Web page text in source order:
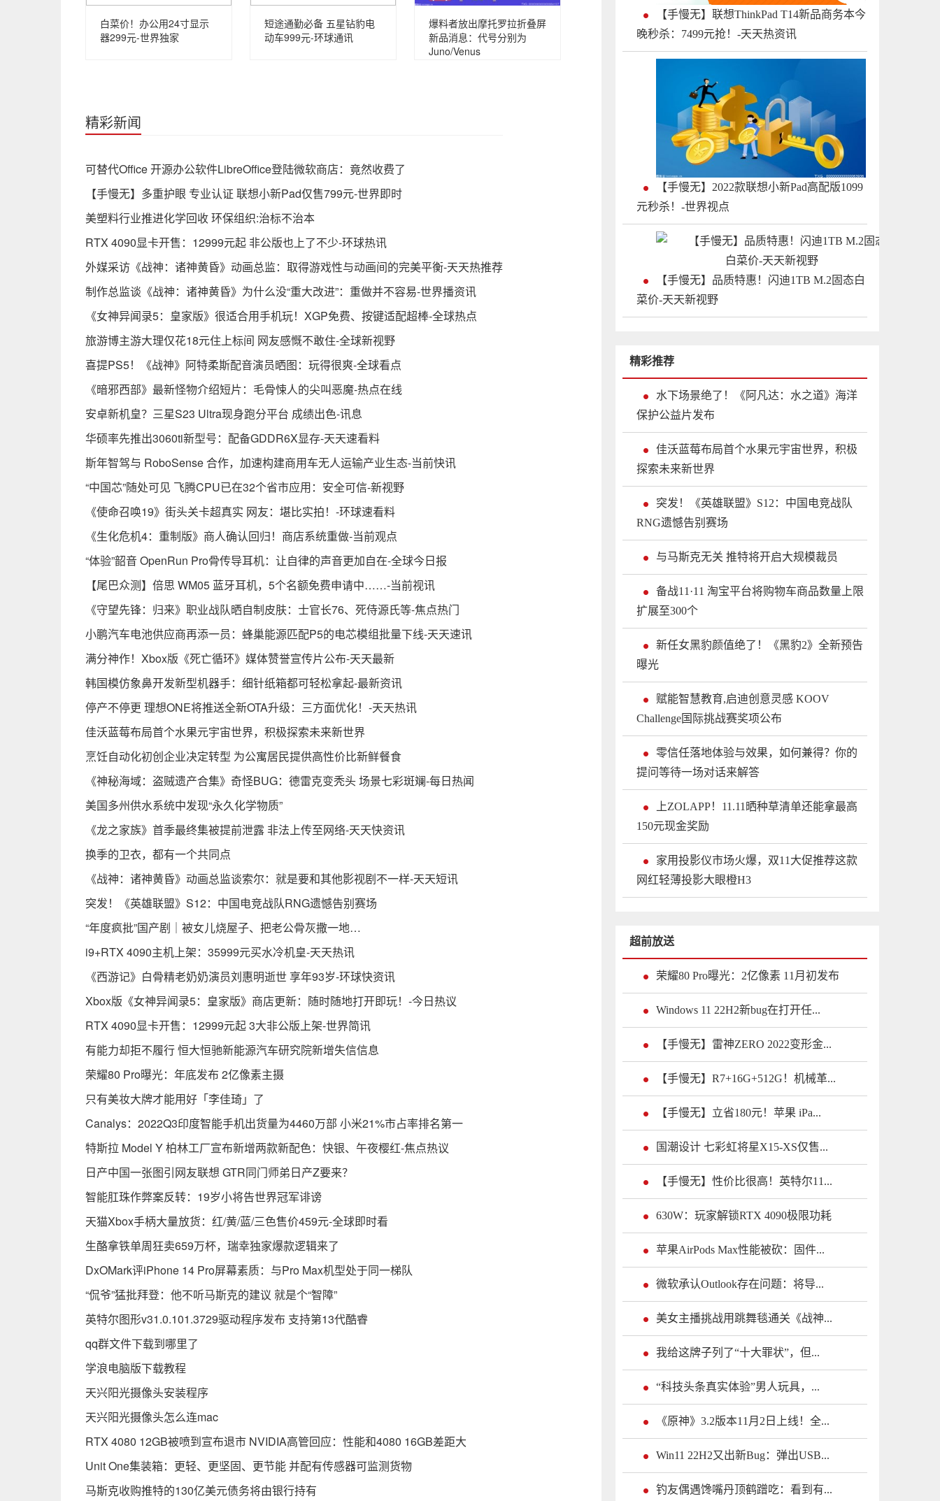
白菜价！办公用24寸显示
器299元-世界独家
短途通勤必备 五星钻豹电
动车999元-环球通讯
爆料者放出摩托罗拉折叠屏
新品消息：代号分别为
Juno/Venus
精彩新闻
可替代Office 开源办公软件LibreOffice登陆微软商店：竟然收费了
【手慢无】多重护眼 专业认证 联想小新Pad仅售799元-世界即时
美塑料行业推进化学回收 环保组织:治标不治本
RTX 4090显卡开售：12999元起 非公版也上了不少-环球热讯
外媒采访《战神：诸神黄昏》动画总监：取得游戏性与动画间的完美平衡-天天热推荐
制作总监谈《战神：诸神黄昏》为什么没“重大改进”：重做并不容易-世界播资讯
《女神异闻录5：皇家版》很适合用手机玩！XGP免费、按键适配超棒-全球热点
旅游博主游大理仅花18元住上标间 网友感慨不敢住-全球新视野
喜提PS5！《战神》阿特柔斯配音演员晒图：玩得很爽-全球看点
《暗邪西部》最新怪物介绍短片：毛骨悚人的尖叫恶魔-热点在线
安卓新机皇？三星S23 Ultra现身跑分平台 成绩出色-讯息
华硕率先推出3060ti新型号：配备GDDR6X显存-天天速看料
斯年智驾与 RoboSense 合作，加速构建商用车无人运输产业生态-当前快讯
“中国芯”随处可见 飞腾CPU已在32个省市应用：安全可信-新视野
《使命召唤19》街头关卡超真实 网友：堪比实拍！-环球速看料
《生化危机4：重制版》商人确认回归！商店系统重做-当前观点
“体验”韶音 OpenRun Pro骨传导耳机：让自律的声音更加自在-全球今日报
【尾巴众测】倍思 WM05 蓝牙耳机，5个名额免费申请中……-当前视讯
《守望先锋：归来》职业战队晒自制皮肤：士官长76、死侍源氏等-焦点热门
小鹏汽车电池供应商再添一员：蜂巢能源匹配P5的电芯模组批量下线-天天速讯
满分神作！Xbox版《死亡循环》媒体赞誉宣传片公布-天天最新
韩国模仿象鼻开发新型机器手：细针纸箱都可轻松拿起-最新资讯
停产不停更 理想ONE将推送全新OTA升级：三方面优化！-天天热讯
佳沃蓝莓布局首个水果元宇宙世界，积极探索未来新世界
烹饪自动化初创企业决定转型 为公寓居民提供高性价比新鲜餐食
《神秘海域：盗贼遗产合集》奇怪BUG：德雷克变秃头 场景七彩斑斓-每日热闻
美国多州供水系统中发现“永久化学物质”
《龙之家族》首季最终集被提前泄露 非法上传至网络-天天快资讯
换季的卫衣，都有一个共同点
《战神：诸神黄昏》动画总监谈索尔：就是要和其他影视剧不一样-天天短讯
突发！《英雄联盟》S12：中国电竞战队RNG遗憾告别赛场
“年度疯批”国产剧｜被女儿烧屋子、把老公骨灰撒一地…
i9+RTX 4090主机上架：35999元买水冷机皇-天天热讯
《西游记》白骨精老奶奶演员刘惠明逝世 享年93岁-环球快资讯
Xbox版《女神异闻录5：皇家版》商店更新：随时随地打开即玩！-今日热议
RTX 4090显卡开售：12999元起 3大非公版上架-世界简讯
有能力却拒不履行 恒大恒驰新能源汽车研究院新增失信信息
荣耀80 Pro曝光：年底发布 2亿像素主摄
只有美妆大牌才能用好「李佳琦」了
Canalys：2022Q3印度智能手机出货量为4460万部 小米21%市占率排名第一
特斯拉 Model Y 柏林工厂宣布新增两款新配色：快银、午夜樱红-焦点热议
日产中国一张图引网友联想 GTR同门师弟日产Z要来？
智能肛珠作弊案反转：19岁小将告世界冠军诽谤
天猫Xbox手柄大量放货：红/黄/蓝/三色售价459元-全球即时看
生酪拿铁单周狂卖659万杯，瑞幸独家爆款逻辑来了
DxOMark评iPhone 14 Pro屏幕素质：与Pro Max机型处于同一梯队
“侃爷”猛批拜登：他不听马斯克的建议 就是个“智障”
英特尔图形v31.0.101.3729驱动程序发布 支持第13代酷睿
qq群文件下载到哪里了
学浪电脑版下载教程
天兴阳光摄像头安装程序
天兴阳光摄像头怎么连mac
RTX 4080 12GB被喷到宣布退市 NVIDIA高管回应：性能和4080 16GB差距大
Unit One集装箱：更轻、更坚固、更节能 并配有传感器可监测货物
马斯克收购推特的130亿美元债务将由银行持有
【手慢无】联想ThinkPad T14新品商务本今
晚秒杀：7499元抢！-天天热资讯
【手慢无】2022款联想小新Pad高配版1099
元秒杀！-世界视点
【手慢无】品质特惠！闪迪1TB M.2固态白
菜价-天天新视野
精彩推荐
水下场景绝了！《阿凡达：水之道》海洋
保护公益片发布
佳沃蓝莓布局首个水果元宇宙世界，积极
探索未来新世界
突发！《英雄联盟》S12：中国电竞战队
RNG遗憾告别赛场
与马斯克无关 推特将开启大规模裁员
备战11·11 淘宝平台将购物车商品数量上限
扩展至300个
新任女黑豹颜值绝了！《黑豹2》全新预告
曝光
赋能智慧教育,启迪创意灵感 KOOV
Challenge国际挑战赛奖项公布
零信任落地体验与效果，如何兼得？你的
提问等待一场对话来解答
上ZOLAPP！11.11晒种草清单还能拿最高
150元现金奖励
家用投影仪市场火爆，双11大促推荐这款
网红轻薄投影大眼橙H3
超前放送
荣耀80 Pro曝光：2亿像素 11月初发布
Windows 11 22H2新bug在打开任...
【手慢无】雷神ZERO 2022变形金...
【手慢无】R7+16G+512G！机械革...
【手慢无】立省180元！苹果 iPa...
国潮设计 七彩虹将星X15-XS仅售...
【手慢无】性价比很高！英特尔11...
630W：玩家解锁RTX 4090极限功耗
苹果AirPods Max性能被砍：固件...
微软承认Outlook存在问题：将导...
美女主播挑战用跳舞毯通关《战神...
我给这牌子列了“十大罪状”，但...
“科技头条真实体验”男人玩具，...
《原神》3.2版本11月2日上线！全...
Win11 22H2又出新Bug：弹出USB...
钓友偶遇馋嘴丹顶鹤蹭吃：看到有...